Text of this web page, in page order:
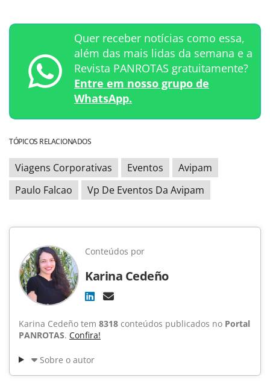
Quer receber notícias como essa,
além das mais lidas da semana e a
Revista PANROTAS gratuitamente?
Entre em nosso grupo de
WhatsApp.
TÓPICOS RELACIONADOS
Viagens Corporativas Eventos
Avipam
Paulo Falcao
Vp De Eventos Da Avipam
Conteúdos por
Karina Cedeño
Karina Cedeño tem 8318 conteúdos publicados no Portal
PANROTAS. Confira!
Sobre o autor